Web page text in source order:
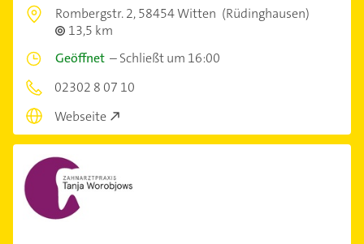
Rombergstr. 2,58454 Witten (Rüdinghausen)
13,5 km
Geöffnet –Schließt um 16:00
02302 8 07 10
Webseite